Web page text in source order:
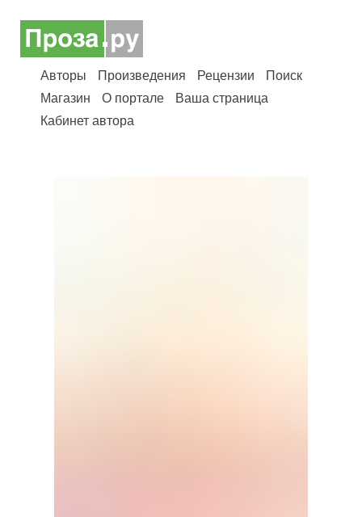
Авторы Произведения Рецензии
Поиск
Магазин
О портале
Ваша страница
Кабинет автора